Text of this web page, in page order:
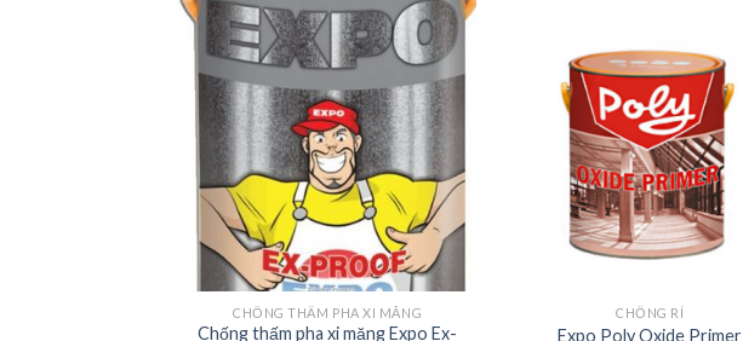
CHỐNG THẤM PHA XI MĂNG
Chống thấm pha xi măng Expo Ex-
CHỐNG RỈ
Expo Poly Oxide Primer